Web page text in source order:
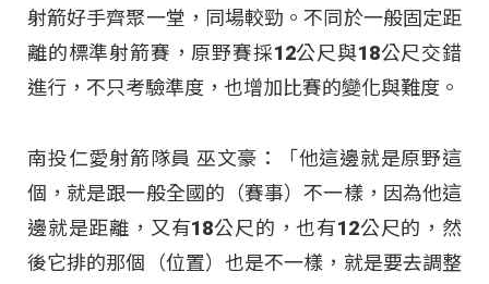
射箭好手齊聚一堂，同場較勁。不同於一般固定距
離的標準射箭賽，原野賽採12公尺與18公尺交錯
進行，不只考驗準度，也增加比賽的變化與難度。
南投仁愛射箭隊員 巫文豪：「他這邊就是原野這
個，就是跟一般全國的（賽事）不一樣，因為他這
邊就是距離，又有18公尺的，也有12公尺的，然
後它排的那個（位置）也是不一樣，就是要去調整